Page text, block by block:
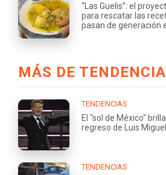
“Las Guelis”: el
para rescatar las
pasan de generación
MÁS DE
TENDENCIAS
El "sol de México"
regreso de Luis Miguel
TENDENCIAS